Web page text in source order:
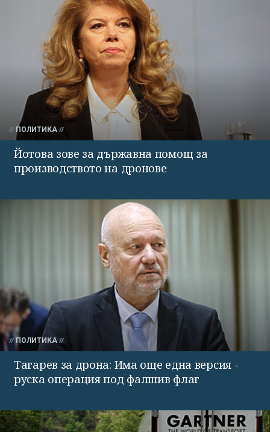
ПОЛИТИКА
Йотова зове за държавна помощ за
производството на дронове
ПОЛИТИКА
Тагарев за дрона: Има още една версия -
руска операция под фалшив флаг